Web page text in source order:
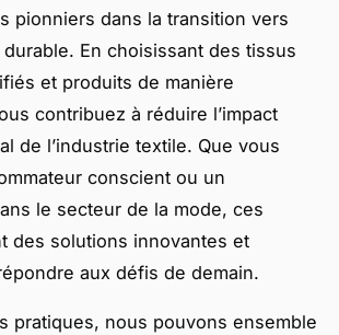
pionniers dans la transition vers
En choisissant des tissus
et produits de manière
contribuez à réduire l’impact
de l’industrie textile. Que vous
conscient ou un
le secteur de la mode, ces
des solutions innovantes et
aux défis de demain.
pratiques, nous pouvons ensemble